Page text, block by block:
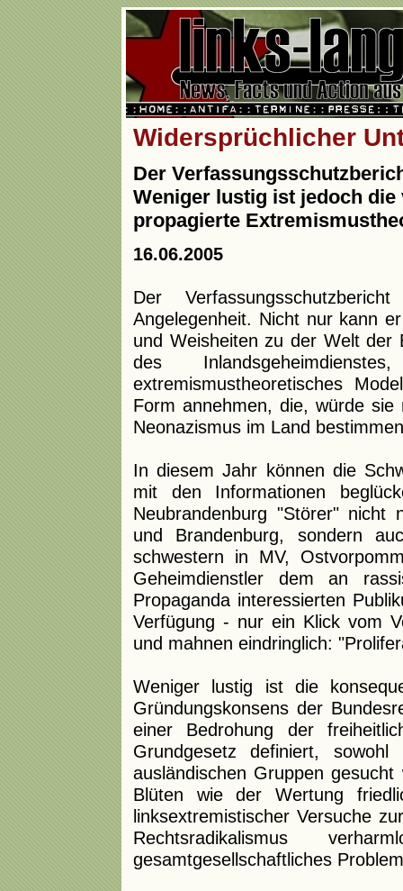
Widersprüchlicher
Der
Weniger lustig ist jedoch
propagierte
16.06.2005
Der
Angelegenheit. Nicht nur kann
und Weisheiten zu der Welt der
des
extremismustheoretisches
Form annehmen, die, würde
Neonazismus im Land
In diesem Jahr können die
mit den Informationen
Neubrandenburg "Störer" nicht
und Brandenburg, sondern
schwestern in MV,
Geheimdienstler dem an
Propaganda interessierten
Verfügung - nur ein Klick vom
und mahnen eindringlich:
Weniger lustig ist die
Gründungskonsens der
einer Bedrohung der
Grundgesetz definiert,
ausländischen Gruppen
Blüten wie der Wertung
linksextremistischer Versuche
Rechtsradikalismus
gesamtgesellschaftliches